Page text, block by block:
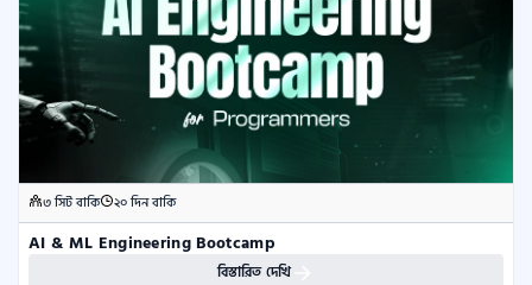
৩ সিট বাকি ২০ দিন বাকি
AI & ML Engineering Bootcamp
বিস্তারিত দেখি